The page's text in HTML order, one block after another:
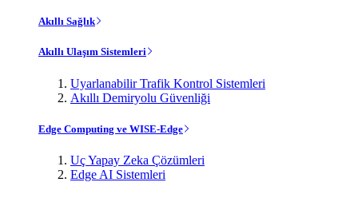
Akıllı Sağlık
Akıllı Ulaşım Sistemleri
Uyarlanabilir Trafik Kontrol Sistemleri
Akıllı Demiryolu Güvenliği
Edge Computing ve WISE-Edge
Uç Yapay Zeka Çözümleri
Edge AI Sistemleri